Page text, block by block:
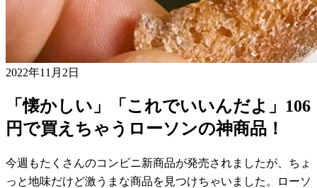
2022年11月2日
「懐かしい」「これでいいんだよ」106
円で買えちゃうローソンの神商品！
今週もたくさんのコンビニ新商品が発売されましたが、ちょ
っと地味だけど激うまな商品を見つけちゃいました。ローソ